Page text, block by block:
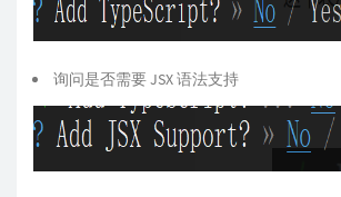
询问是否需要 JSX 语法支持